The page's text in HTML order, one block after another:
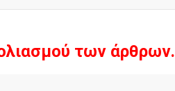
των άρθρων.